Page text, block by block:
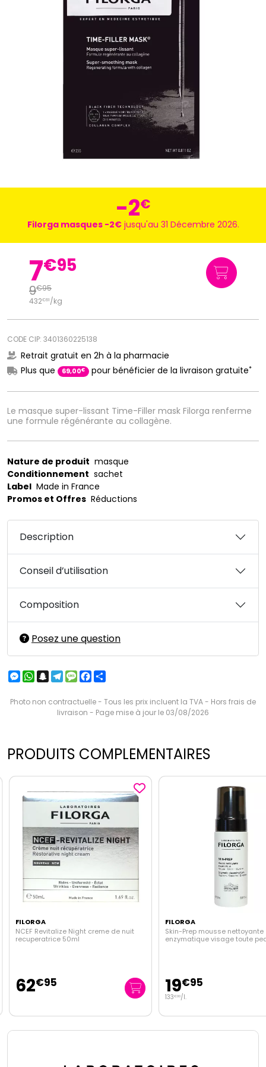
Le masque super-lissant Time-Filler mask Filorga renferme
une formule régénérante au collagène.
-2€
Filorga masques -2€jusqu'au 31 Décembre 2026.
7€95
9€95
432€61/kg
CODE CIP: 3401360225138
Retrait gratuit en 2h à la pharmacie
Plus que
69,00€ pour bénéficier de la livraison gratuite*
Nature de produit masque
Conditionnement sachet
Label Made in France
Promos et Offres Réductions
Description
Conseil d’utilisation
Composition
Posez une question
Messenger
WhatsApp
Snapchat
Telegram
MessageFacebook
Photo non contractuelle - Tous les prix incluent la TVA - Hors frais de
livraison - Page mise à jour le 03/08/2026
PRODUITS COMPLEMENTAIRES
FILORGA
NCEF Revitalize Night creme de nuit
recuperatrice 50ml
62€95
FILORGA
Skin-Prep mousse nettoyante
enzymatique visage toute
19€95
133€00/l.